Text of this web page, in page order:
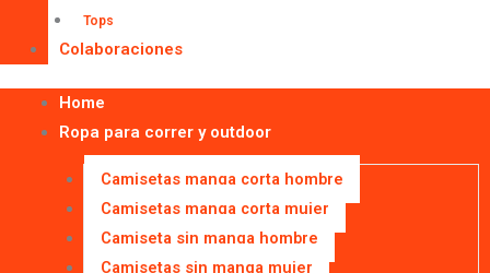
Tops
Colaboraciones
Home
Ropa para correr y outdoor
Camisetas manga corta hombre
Camisetas manga corta mujer
Camiseta sin manga hombre
Camisetas sin manga mujer